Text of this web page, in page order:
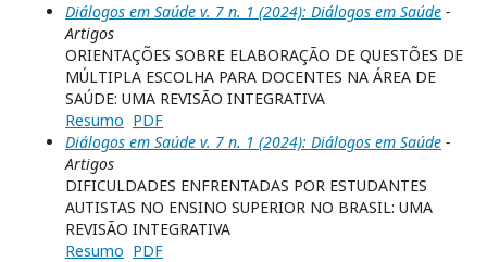
Diálogos em Saúde v. 7 n. 1 (2024): Diálogos em Saúde -
Artigos
ORIENTAÇÕES SOBRE ELABORAÇÃO DE QUESTÕES DE
MÚLTIPLA ESCOLHA PARA DOCENTES NA ÁREA DE
SAÚDE: UMA REVISÃO INTEGRATIVA
Resumo PDF
Diálogos em Saúde v. 7 n. 1 (2024): Diálogos em Saúde -
Artigos
DIFICULDADES ENFRENTADAS POR ESTUDANTES
AUTISTAS NO ENSINO SUPERIOR NO BRASIL: UMA
REVISÃO INTEGRATIVA
Resumo PDF